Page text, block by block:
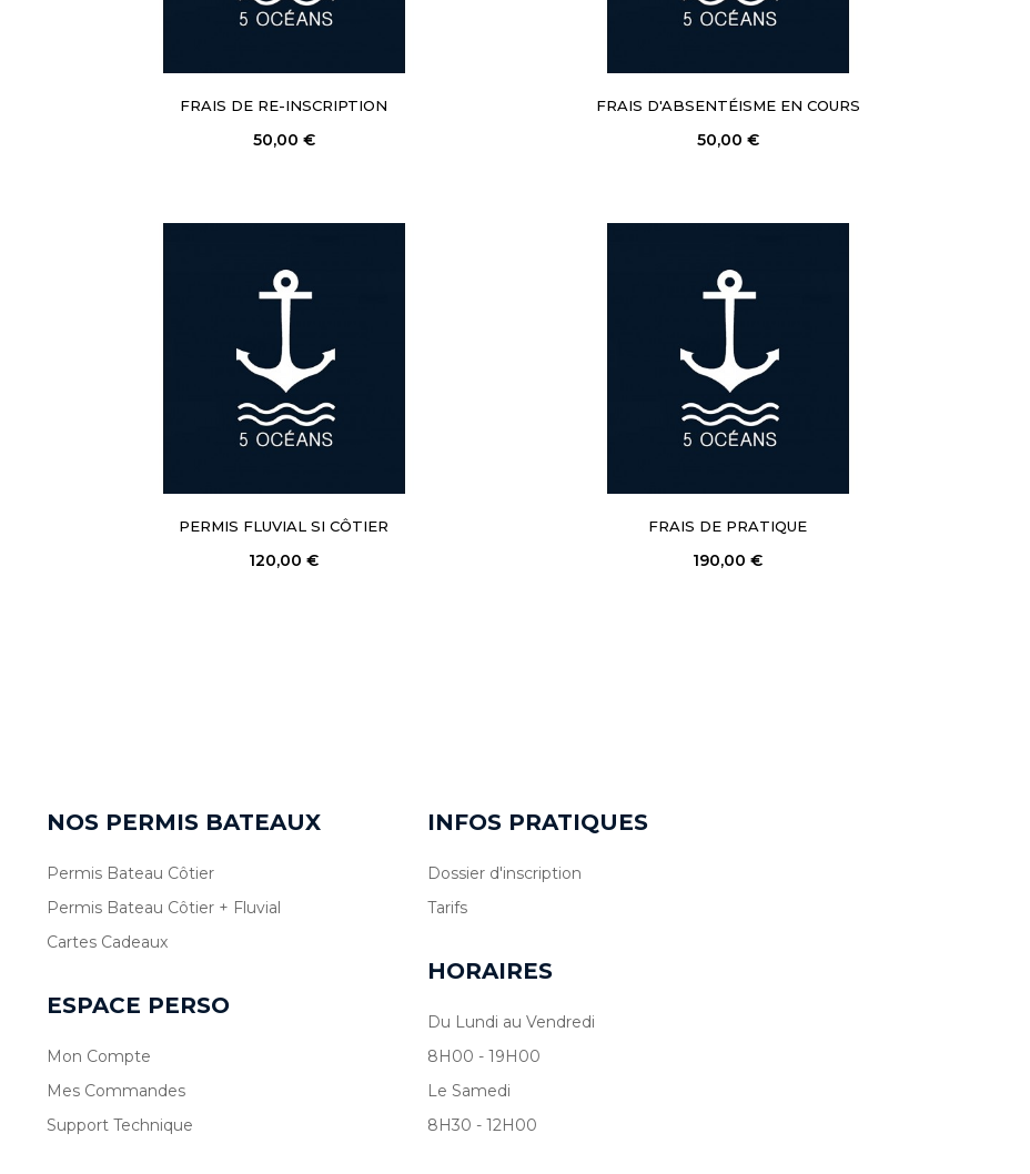
FRAIS DE RE-INSCRIPTION
50,00 €
FRAIS D'ABSENTÉISME EN COURS
50,00 €
PERMIS FLUVIAL SI CÔTIER
120,00 €
FRAIS DE PRATIQUE
190,00 €
NOS PERMIS BATEAUX
Permis Bateau Côtier
Permis Bateau Côtier + Fluvial
Cartes Cadeaux
ESPACE PERSO
Mon Compte
Mes Commandes
Support Technique
INFOS PRATIQUES
Dossier d'inscription
Tarifs
HORAIRES
Du Lundi au Vendredi
8H00 - 19H00
Le Samedi
8H30 - 12H00